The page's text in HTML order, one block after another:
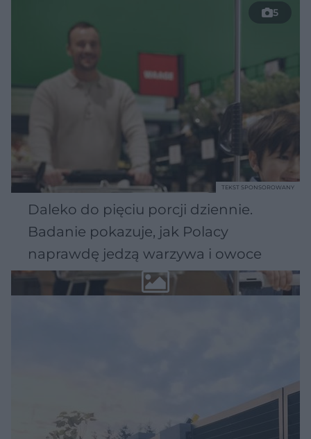
5
Daleko do pięciu porcji dziennie.
Badanie pokazuje, jak Polacy
naprawdę jedzą warzywa i owoce
TEKST SPONSOROWANY